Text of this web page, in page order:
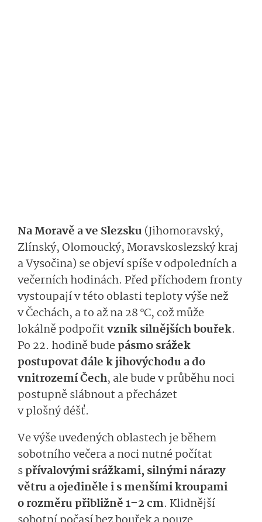
Na Moravě a ve Slezsku (Jihomoravský,
Zlínský, Olomoucký, Moravskoslezský kraj
a Vysočina) se objeví spíše v odpoledních a
večerních hodinách. Před příchodem fronty
vystoupají v této oblasti teploty výše než
v Čechách, a to až na 28 °C, což může
lokálně podpořitvznik silnějších bouřek.
Po 22. hodině budepásmo srážek
postupovat dále k jihovýchodu a do
vnitrozemí Čech, ale bude v průběhu noci
postupně slábnout a přecházet
v plošný déšť.
Ve výše uvedených oblastech je během
sobotního večera a noci nutné počítat
spřívalovými srážkami, silnými nárazy
větru a ojediněle i s menšími kroupami
o rozměru přibližně 1–2 cm. Klidnější